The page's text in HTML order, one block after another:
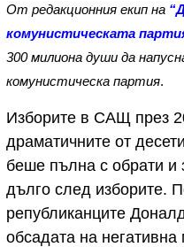
От редакционния екип на
комунистическата
300 милиона души да
комунистическа партия.
Изборите в САЩ през
драматичните от
беше пълна с обрати и
дълго след изборите.
републиканците
обсадата на